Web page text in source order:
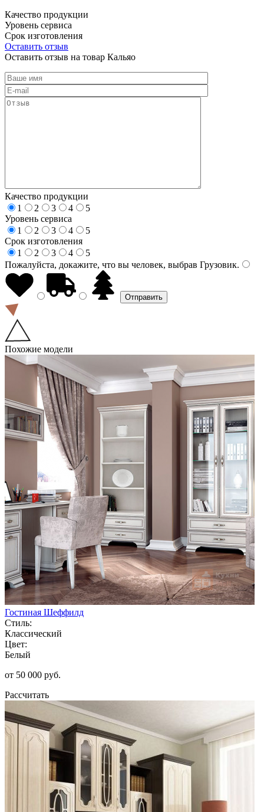
Качество продукции
Уровень сервиса
Срок изготовления
Оставить отзыв
Оставить отзыв на товар Кальяо
Качество продукции
1
2 3 4
5
Уровень сервиса
1
2 3 4
5
Срок изготовления
1
2 3 4
5
Пожалуйста, докажите, что вы человек, выбрав Грузовик.
Похожие модели
Гостиная Шеффилд
Стиль:
Классический
Цвет:
Белый
от 50 000 руб.
Рассчитать